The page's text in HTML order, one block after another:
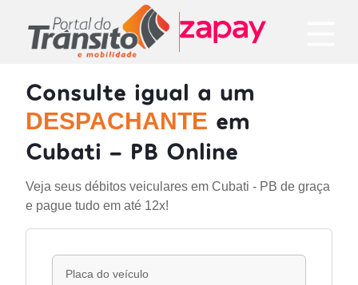
Consulte igual a um
DESPACHANTE em
Cubati - PB Online
Veja seus débitos veiculares em Cubati - PB de graça
e pague tudo em até 12x!